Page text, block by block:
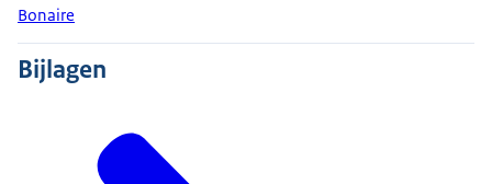
Bonaire
Bijlagen